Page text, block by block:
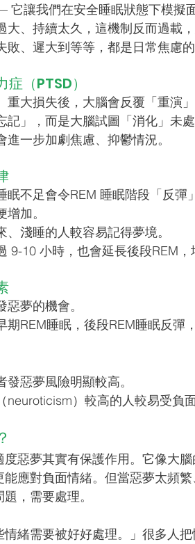
讓我們在安全睡眠狀態下模擬
大、持續太久，這機制反而過載
、遲大到等等，都是日常焦慮的
（PTSD）
重大損失後，大腦會反覆「重演
記」，而是大腦試圖「消化」未
一步加劇焦慮、抑鬱情況。
眠不足會令REM 睡眠階段「反彈
加。
、淺睡的人較容易記得夢境。
9-10 小時，也會延長後段REM，
夢的機會。
REM睡眠，後段REM睡眠反彈
惡夢風險明顯較高。
neuroticism）較高的人較易受負面
惡夢其實有保護作用。它像大
應對負面情緒。但當惡夢太頻
，需要處理。
緒需要被好好處理。」很多人